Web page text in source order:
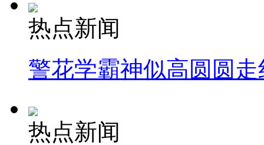
热点新闻
警花学霸神似高圆圆走
热点新闻